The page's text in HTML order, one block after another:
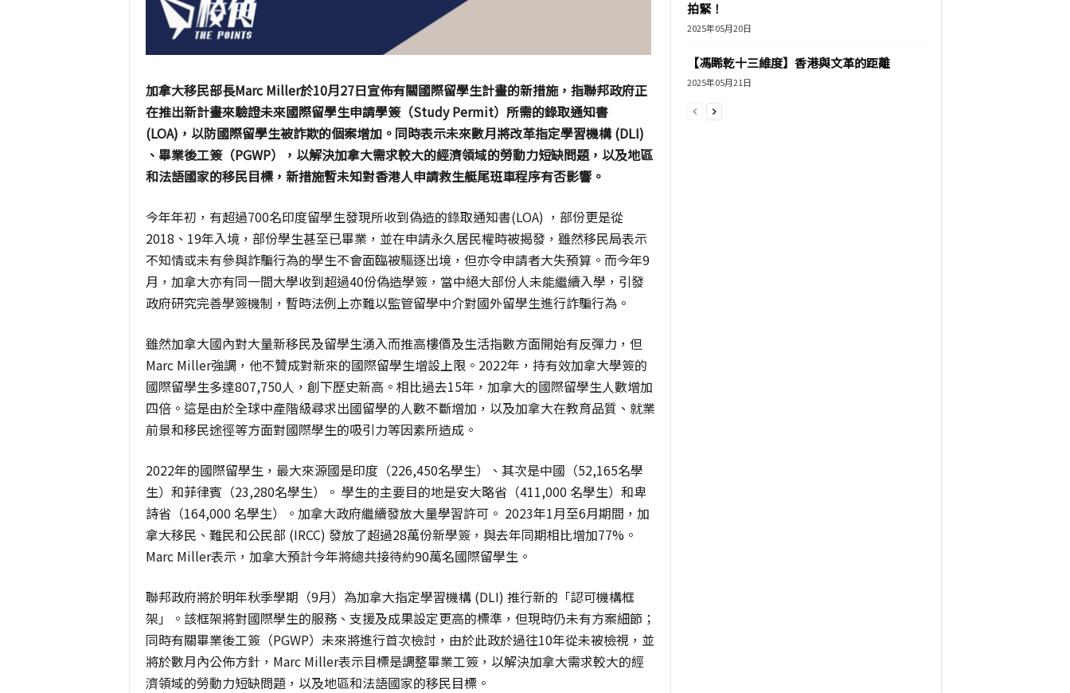
加拿大移民部長Marc Miller於10月27日宣佈有關國際留學生計畫的新措施，指聯邦政府正
在推出新計畫來驗證未來國際留學生申請學簽（Study Permit）所需的錄取通知書
(LOA) ，以防國際留學生被詐欺的個案增加。同時表示未來數月將改革指定學習機構(DLI)
、畢業後工簽（PGWP），以解決加拿大需求較大的經濟領域的勞動力短缺問題，以及地區
和法語國家的移民目標，新措施暫未知對香港人申請救生艇尾班車程序有否影響。
今年年初，有超過700名印度留學生發現所收到偽造的錄取通知書(LOA) ，部份更是從
2018 、 19年入境，部份學生甚至已畢業，並在申請永久居民權時被揭發，雖然移民局表示
不知情或未有參與詐騙行為的學生不會面臨被驅逐出境，但亦令申請者大失預算。而今年9
月，加拿大亦有同一間大學收到超過40份偽造學簽，當中絕大部份人未能繼續入學，引發
政府研究完善學簽機制，暫時法例上亦難以監管留學中介對國外留學生進行詐騙行為。
雖然加拿大國內對大量新移民及留學生湧入而推高樓價及生活指數方面開始有反彈力，但
Marc Miller強調，他不贊成對新來的國際留學生增設上限。 2022年，持有效加拿大學簽的
國際留學生多達807,750人，創下歷史新高。相比過去15年，加拿大的國際留學生人數增加
四倍。這是由於全球中產階級尋求出國留學的人數不斷增加，以及加拿大在教育品質、就業
前景和移民途徑等方面對國際學生的吸引力等因素所造成。
2022年的國際留學生，最大來源國是印度（226,450名學生）、其次是中國（52,165名學
生）和菲律賓（23,280名學生）。 學生的主要目的地是安大略省（411,000 名學生）和卑
詩省（164,000 名學生）。加拿大政府繼續發放大量學習許可。 2023年1月至6月期間，加
拿大移民、難民和公民部 (IRCC) 發放了超過28萬份新學簽，與去年同期相比增加77% 。
Marc Miller表示，加拿大預計今年將總共接待約90萬名國際留學生。
聯邦政府將於明年秋季學期（9月）為加拿大指定學習機構(DLI) 推行新的「認可機構框
架」。該框架將對國際學生的服務、支援及成果設定更高的標準，但現時仍未有方案細節；
同時有關畢業後工簽（PGWP）未來將進行首次檢討，由於此政於過往10年從未被檢視，並
將於數月內公佈方針， Marc Miller表示目標是調整畢業工簽，以解決加拿大需求較大的經
濟領域的勞動力短缺問題，以及地區和法語國家的移民目標。
拍緊！
2025年05月20日
【馮睎乾十三維度】香港與文革的距離
2025年05月21日